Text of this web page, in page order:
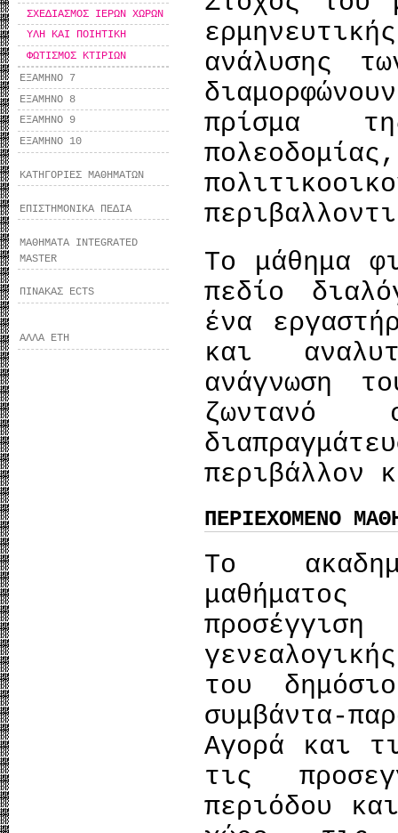
ΣΧΕΔΙΑΣΜΟΣ ΙΕΡΩΝ ΧΩΡΩΝ
ΥΛΗ ΚΑΙ ΠΟΙΗΤΙΚΗ
ΦΩΤΙΣΜΟΣ ΚΤΙΡΙΩΝ
ΕΞΑΜΗΝΟ 7
ΕΞΑΜΗΝΟ 8
ΕΞΑΜΗΝΟ 9
ΕΞΑΜΗΝΟ 10
ΚΑΤΗΓΟΡΙΕΣ ΜΑΘΗΜΑΤΩΝ
ΕΠΙΣΤΗΜΟΝΙΚΑ ΠΕΔΙΑ
ΜΑΘΗΜΑΤΑ INTEGRATED
MASTER
ΠΙΝΑΚΑΣ ECTS
ΑΛΛΑ ΕΤΗ
ανάλυσης
πρίσμα
Το μάθημα
πεδίο
ένα
και
ανάγνωση
ζωντανό
περιβάλλον
ΠΕΡΙΕΧΟΜΕΝΟ
Το
του
συμβάντα-
Αγορά και
τις
περιόδου